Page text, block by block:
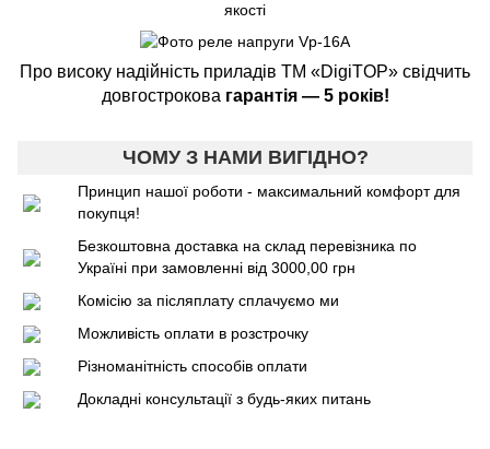
якості
Про високу надійність приладів ТМ «DigiTOP» свідчить
довгострокова гарантія — 5 років!
ЧОМУ З НАМИ ВИГІДНО?
Принцип нашої роботи - максимальний комфорт для
покупця!
Безкоштовна доставка на склад перевізника по
Україні при замовленні від 3000,00 грн
Комісію за післяплату сплачуємо ми
Можливість оплати в розстрочку
Різноманітність способів оплати
Докладні консультації з будь-яких питань